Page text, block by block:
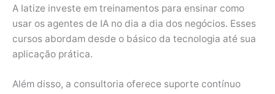
A Iatize investe em treinamentos para ensinar como
usar os agentes de IA no dia a dia dos negócios. Esses
cursos abordam desde o básico da tecnologia até sua
aplicação prática.
Além disso, a consultoria oferece suporte contínuo